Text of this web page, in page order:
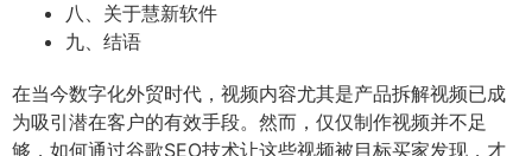
八、关于慧新软件
九、结语
在当今数字化外贸时代，视频内容尤其是产品拆解视频已成
为吸引潜在客户的有效手段。然而，仅仅制作视频并不足
够，如何通过谷歌SEO技术让这些视频被目标买家发现，才